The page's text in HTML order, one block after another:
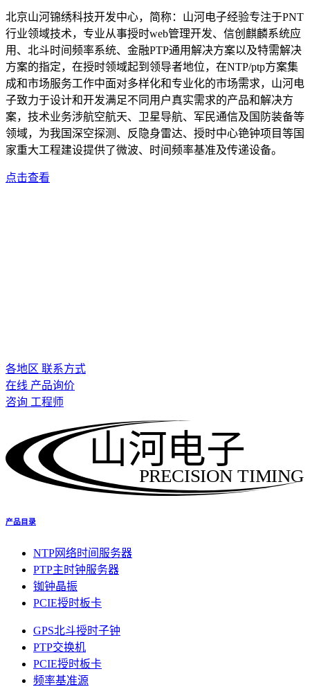
北京山河锦绣科技开发中心，简称：山河电子经验专注于PNT
行业领域技术，专业从事授时web管理开发、信创麒麟系统应
用、北斗时间频率系统、金融PTP通用解决方案以及特需解决
方案的指定，在授时领域起到领导者地位，在NTP/ptp方案集
成和市场服务工作中面对多样化和专业化的市场需求，山河电
子致力于设计和开发满足不同用户真实需求的产品和解决方
案，技术业务涉航空航天、卫星导航、军民通信及国防装备等
领域，为我国深空探测、反隐身雷达、授时中心铯钟项目等国
家重大工程建设提供了微波、时间频率基准及传递设备。
点击查看
各地区 联系方式
在线 产品询价
咨询 工程师
PRECISION TIMING
山河电子
产品目录
NTP网络时间服务器
PTP主时钟服务器
铷钟晶振
PCIE授时板卡
GPS北斗授时子钟
PTP交换机
PCIE授时板卡
频率基准源